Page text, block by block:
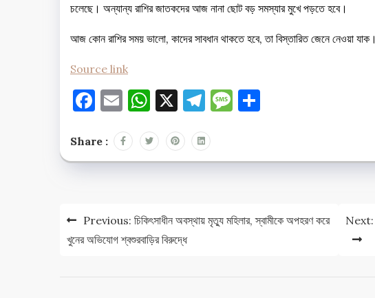
চলেছে। অন্যান্য রাশির জাতকদের আজ নানা ছোট বড় সমস্যার মুখে পড়তে হবে।
আজ কোন রাশির সময় ভালো, কাদের সাবধান থাকতে হবে, তা বিস্তারিত জেনে নেওয়া যাক।
Source link
Facebook
EmailWhatsApp
X Telegram
Message
Share :
Post
navigation
Previous: চিকিৎসাধীন অবস্থায় মৃত্যু মহিলার, স্বামীকে অপহরণ করে
খুনের অভিযোগ শ্বশুরবাড়ির বিরুদ্ধে
Next: